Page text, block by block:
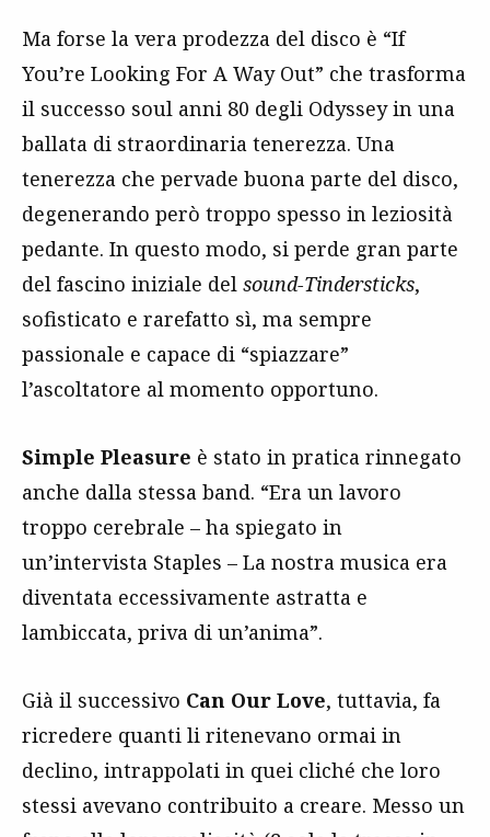
Ma forse la vera prodezza del disco è “If
You’re Looking For A Way Out” che trasforma
il successo soul anni 80 degli Odyssey in una
ballata di straordinaria tenerezza. Una
tenerezza che pervade buona parte del disco,
degenerando però troppo spesso in leziosità
pedante. In questo modo, si perde gran parte
del fascino iniziale del sound-Tindersticks,
sofisticato e rarefatto sì, ma sempre
passionale e capace di “spiazzare”
l’ascoltatore al momento opportuno.
Simple Pleasure è stato in pratica rinnegato
anche dalla stessa band. “Era un lavoro
troppo cerebrale – ha spiegato in
un’intervista Staples – La nostra musica era
diventata eccessivamente astratta e
lambiccata, priva di un’anima”.
Già il successivo Can Our Love, tuttavia, fa
ricredere quanti li ritenevano ormai in
declino, intrappolati in quei cliché che loro
stessi avevano contribuito a creare. Messo un